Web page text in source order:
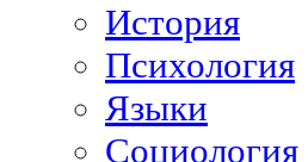
История
Психология
Языки
Социология